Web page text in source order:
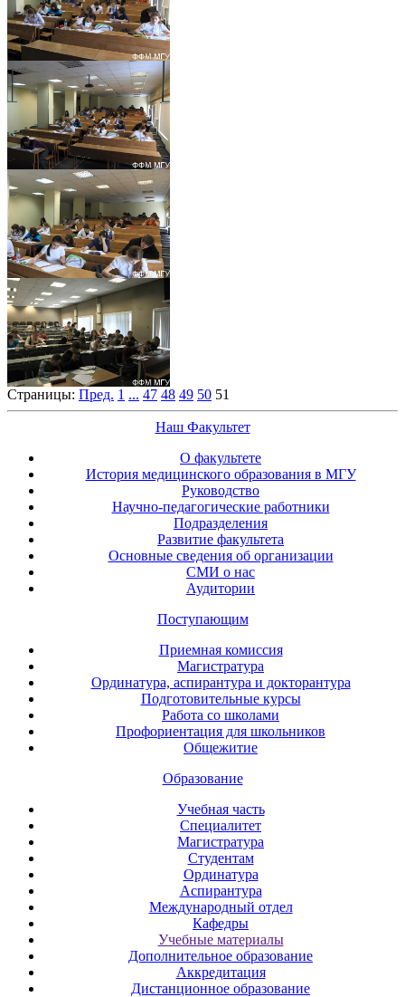
Страницы: Пред. 1 ... 47 48 49 50 51
Наш Факультет
О факультете
История медицинского образования в МГУ
Руководство
Научно-педагогические работники
Подразделения
Развитие факультета
Основные сведения об организации
СМИ о нас
Аудитории
Поступающим
Приемная комиссия
Магистратура
Ординатура, аспирантура и докторантура
Подготовительные курсы
Работа со школами
Профориентация для школьников
Общежитие
Образование
Учебная часть
Специалитет
Магистратура
Студентам
Ординатура
Аспирантура
Международный отдел
Кафедры
Учебные материалы
Дополнительное образование
Аккредитация
Дистанционное образование